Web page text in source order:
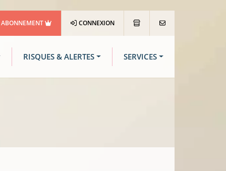
ABONNEMENT CONNEXION
RISQUES & ALERTES SERVICES